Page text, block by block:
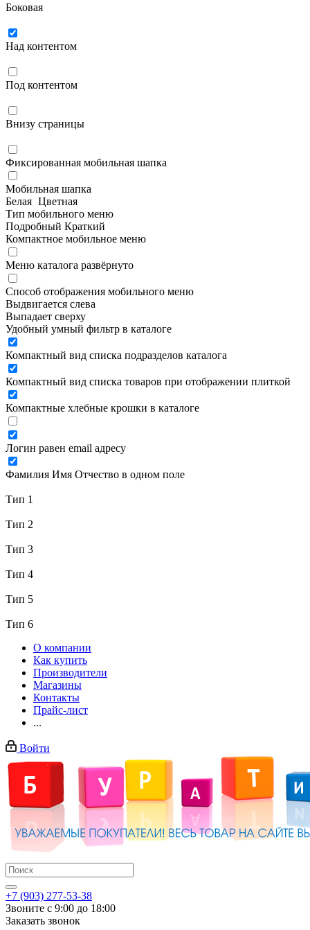
Боковая
Над контентом
Под контентом
Внизу страницы
Фиксированная мобильная шапка
Мобильная шапка
Белая Цветная
Тип мобильного меню
Подробный Краткий
Компактное мобильное меню
Меню каталога развёрнуто
Способ отображения мобильного меню
Выдвигается слева
Выпадает сверху
Удобный умный фильтр в каталоге
Компактный вид списка подразделов каталога
Компактный вид списка товаров при отображении плиткой
Компактные хлебные крошки в каталоге
Логин равен email адресу
Фамилия Имя Отчество в одном поле
Тип 1
Тип 2
Тип 3
Тип 4
Тип 5
Тип 6
О компании
Как купить
Производители
Магазины
Контакты
Прайс-лист
...
Войти
+7 (903) 277-53-38
Звоните с 9:00 до 18:00
Заказать звонок